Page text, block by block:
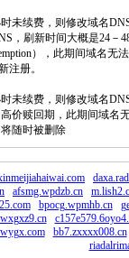
未续费，则修改域名
，刷新时间大概是24－
），此期间域名无
注册。
未续费，则修改域名
价赎回期，此期间域名
随时被删除
afsmg.wpdzb.cn
bpocg.wpmhb.cn
bb7.zxxxx008.cn